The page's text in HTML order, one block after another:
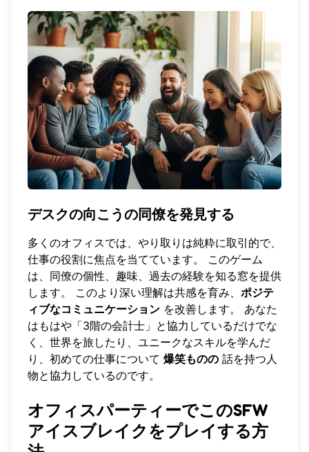
デスクの向こうの同僚を発見する
多くのオフィスでは、やり取りは純粋に取引的で、
仕事の役割に焦点を当てています。 このゲーム
は、同僚の個性、趣味、過去の経験を知る窓を提供
します。 このより深い理解は共感を育み、 ポジテ
ィブなコミュニケーション を改善します。 あなた
はもはや「3階の会計士」と協力しているだけでな
く、世界を旅したり、ユニークなスキルを学んだ
り、初めての仕事について 爆笑ものの 話を持つ人
物と協力しているのです。
オフィスパーティーでこのSFW
アイスブレイクをプレイする方